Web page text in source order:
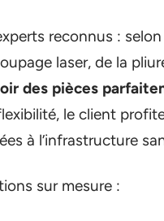
reconnus :
laser, de la
des pièces
le client
à l’infrastructure
sur mesure :